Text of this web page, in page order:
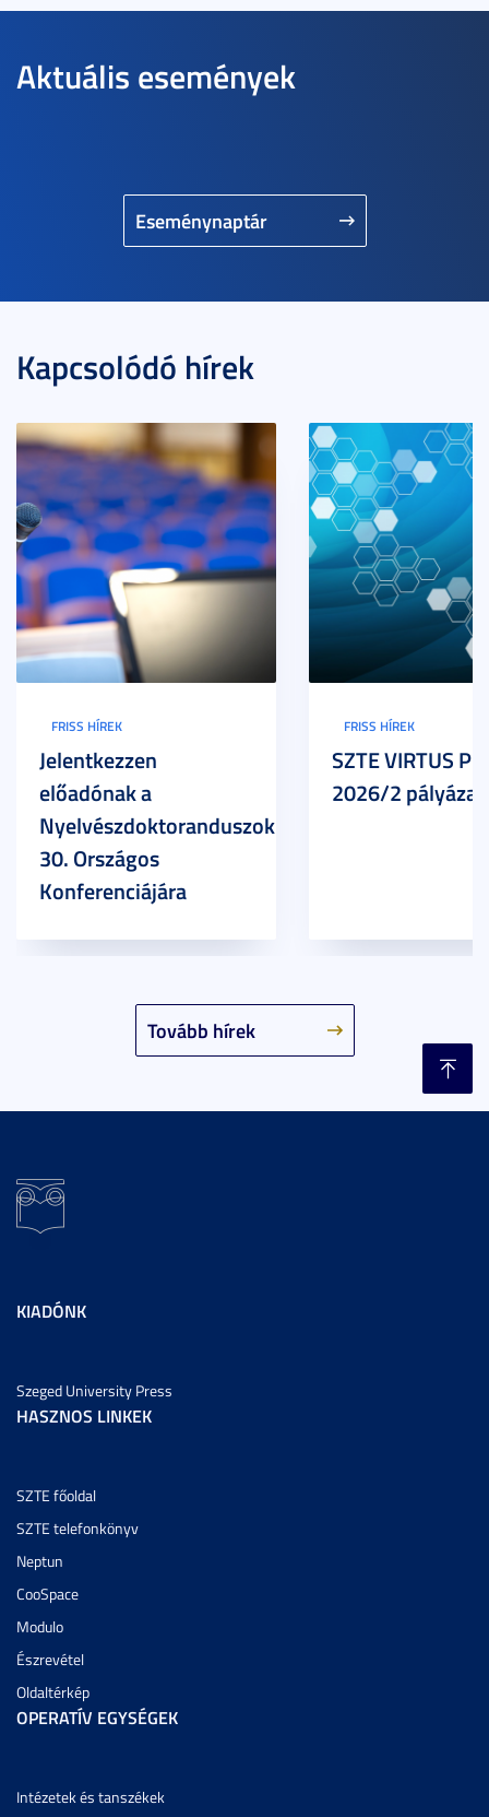
Aktuális események
Eseménynaptár
Kapcsolódó hírek
Tovább hírek
FRISS HÍREK
Jelentkezzen
előadónak a
Nyelvészdoktoranduszok
30. Országos
Konferenciájára
FRISS HÍREK
SZTE VIRTUS
2026/2
KIADÓNK
Szeged University Press
HASZNOS LINKEK
SZTE főoldal
SZTE telefonkönyv
Neptun
CooSpace
Modulo
Észrevétel
Oldaltérkép
OPERATÍV EGYSÉGEK
Intézetek és tanszékek